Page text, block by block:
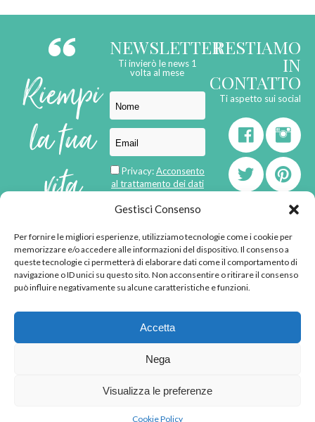
Gestisci Consenso
Per fornire le migliori esperienze, utilizziamo tecnologie come i cookie per
memorizzare e/o accedere alle informazioni del dispositivo. Il consenso a
queste tecnologie ci permetterà di elaborare dati come il comportamento di
navigazione o ID unici su questo sito. Non acconsentire o ritirare il consenso
può influire negativamente su alcune caratteristiche e funzioni.
Accetta
Nega
Visualizza le preferenze
Cookie Policy
Riempi
la tua
vita
di
emozioni
P.IVA 02592570036 -
NEWSLETTER
Ti invierò le news 1
volta al mese
Privacy:Acconsento
al trattamento dei dati
RESTIAMO
IN
CONTATTO
Ti aspetto sui social
born inMaMaStudiOs